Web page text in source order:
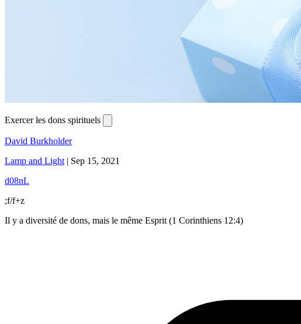
Exercer les dons spirituels
David Burkholder
Lamp and Light | Sep 15, 2021
d08nL
;f/f+z
Il y a diversité de dons, mais le même Esprit (1 Corinthiens 12:4)